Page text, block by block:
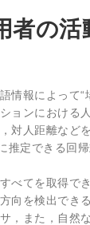
者の活
情報によって“
ョンにおける
対人距離など
推定できる回
べてを取得で
向を検出でき
，また，自然